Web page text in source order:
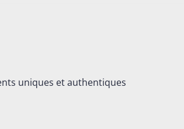
uniques et authentiques